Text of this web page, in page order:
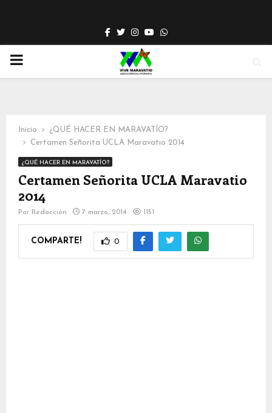
Facebook
TwitterInstagram
YoutubeWhatsapp
PRIMARY
Inicio
¿QUÉ HACER EN MARAVATÍO?
Certamen Señorita UCLA Maravatio 2014
¿QUÉ HACER EN MARAVATÍO?
Certamen Señorita UCLA Maravatio
2014
Por Redacción 7 marzo, 2014 1151
COMPARTE! 0